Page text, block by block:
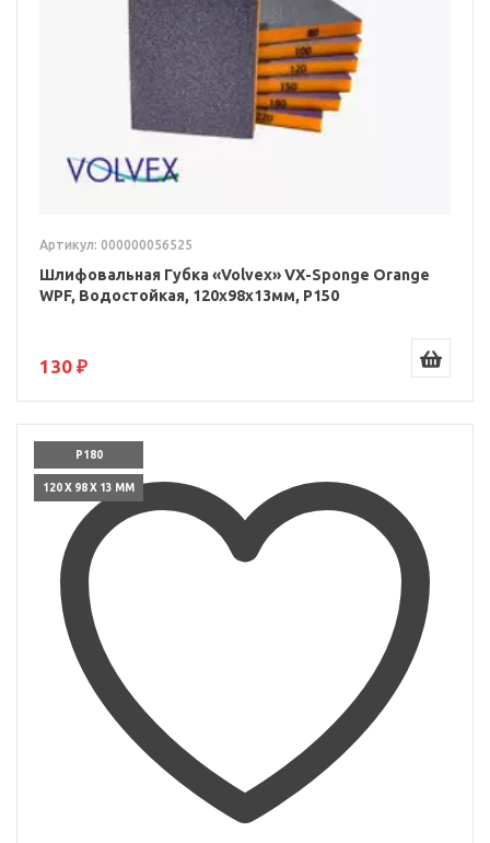
Артикул: 000000056525
Шлифовальная Губка «Volvex» VX-Sponge Orange
WPF, Водостойкая, 120x98x13мм, P150
130 ₽
P180
120 X 98 X 13 ММ